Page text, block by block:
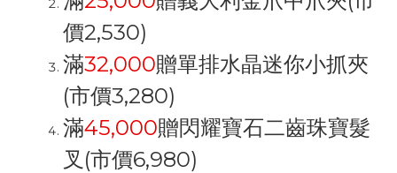
價2,530)
滿32,000贈單排水晶迷你小抓夾
(市價3,280)
滿45,000贈閃耀寶石二齒珠寶髮
叉 (市價6,980)